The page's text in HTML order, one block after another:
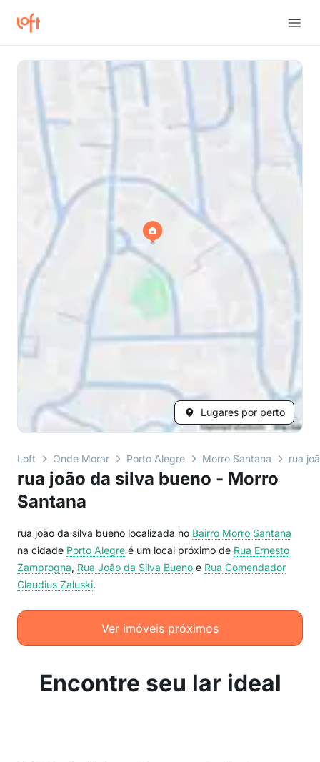
Lugares por perto
Loft Onde Morar Porto Alegre Morro Santana rua
rua joão da silva bueno - Morro
Santana
rua joão da silva bueno localizada no Bairro Morro Santana
na cidade Porto Alegre é um local próximo de Rua Ernesto
Zamprogna, Rua João da Silva Bueno e Rua Comendador
Claudius Zaluski.
Ver imóveis próximos
Encontre seu lar ideal